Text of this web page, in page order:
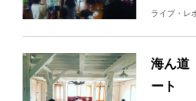
ライブ・スケジュール
作品
オンライン・ショップ
ライブ・レ
海ん道
ート